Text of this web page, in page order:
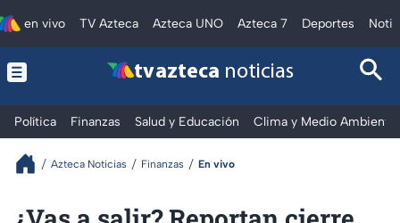
en vivo TV Azteca Azteca UNO Azteca 7 Deportes
tv azteca noticias
Política Finanzas Salud y Educación Clima y Medio Ambiente
Azteca Noticias Finanzas En vivo